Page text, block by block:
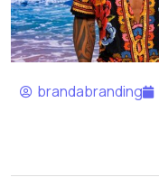
brandabranding